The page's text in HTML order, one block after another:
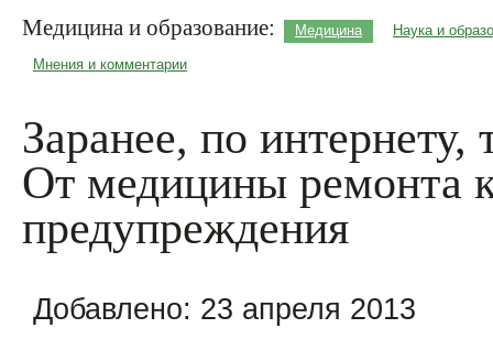
Медицина и образование: Медицина Наука и
Мнения и комментарии
Заранее, по интернету,
От медицины ремонта
предупреждения
Добавлено: 23 апреля 2013